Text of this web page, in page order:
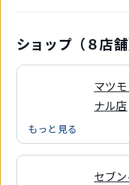
ショップ（８店舗
マツ
ナル店
もっと見る
セブ